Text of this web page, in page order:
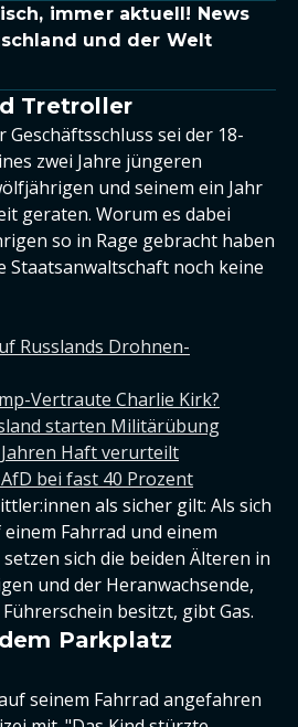
immer aktuell! News
und der Welt
Tretroller
Geschäftsschluss sei der 18-
zwei Jahre jüngeren
und seinem ein Jahr
geraten. Worum es dabei
so in Rage gebracht haben
Staatsanwaltschaft noch keine
Russlands Drohnen-
Vertraute Charlie Kirk?
starten Militärübung
Haft verurteilt
bei fast 40 Prozent
als sicher gilt: Als sich
Fahrrad und einem
sich die beiden Älteren in
und der Heranwachsende,
besitzt, gibt Gas.
Parkplatz
seinem Fahrrad angefahren